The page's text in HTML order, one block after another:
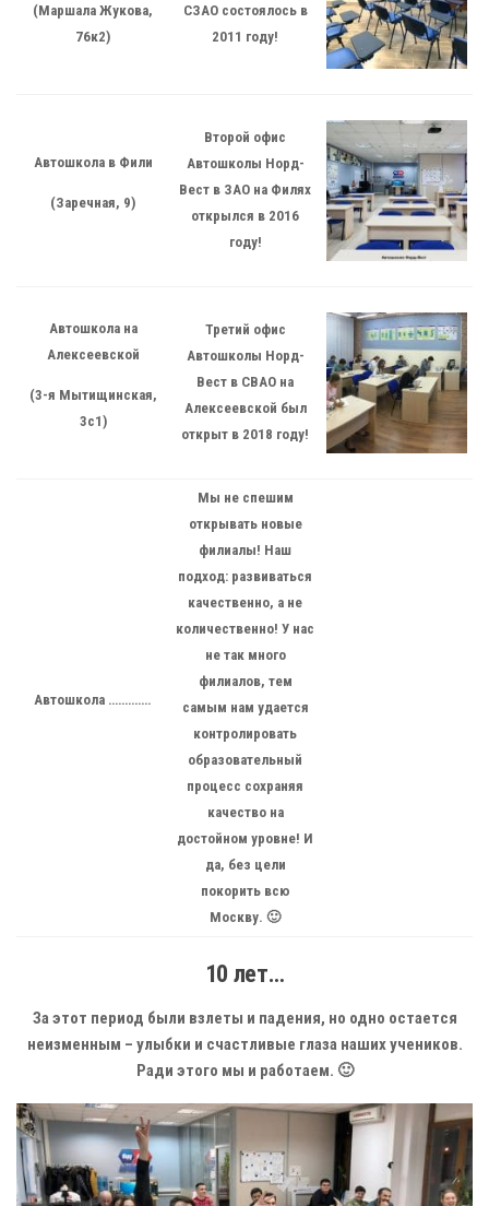
(Маршала Жукова,
76к2)
СЗАО состоялось в
2011 году!
Автошкола в Фили
(Заречная, 9)
Второй офис
Автошколы Норд-
Вест в ЗАО на Филях
открылся в 2016
году!
Автошкола на
Алексеевской
(3-я Мытищинская,
3с1)
Третий офис
Автошколы Норд-
Вест в СВАО на
Алексеевской был
открыт в 2018 году!
Автошкола ………….
Мы не спешим
открывать новые
филиалы! Наш
подход: развиваться
качественно, а не
количественно! У нас
не так много
филиалов, тем
самым нам удается
контролировать
образовательный
процесс сохраняя
качество на
достойном уровне! И
да, без цели
покорить всю
Москву. 🙂
10 лет…
За этот период были взлеты и падения, но одно остается
неизменным – улыбки и счастливые глаза наших учеников.
Ради этого мы и работаем. 🙂